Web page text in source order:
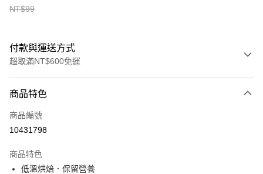
NT$99
付款與運送方式
超取滿NT$600免運
信用卡一次付款
超商取貨付款
Apple Pay
商品特色
商品編號
10431798
商品特色
低溫烘焙．保留營養